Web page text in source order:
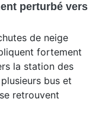
perturbé vers
de neige
fortement
la station des
bus et
retrouvent